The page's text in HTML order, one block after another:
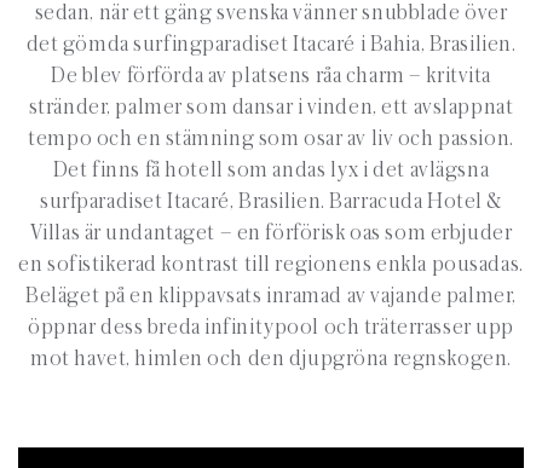
sedan, när ett gäng svenska vänner snubblade över
det gömdasurfingparadiset Itacaré i Bahia, Brasilien.
De blev förförda av platsens råa charm– kritvita
stränder, palmer som dansar i vinden, ett avslappnat
tempo och en stämning som osar av liv och passion.
Det finns få hotell som andas lyx i det avlägsna
surfparadiset Itacaré, Brasilien. Barracuda Hotel &
Villas är undantaget – en förförisk oas som erbjuder
en sofistikerad kontrast till regionens enkla pousadas.
Beläget på en klippavsats inramad av vajande palmer,
öppnar dess breda infinitypool och träterrasser upp
mot havet, himlen och den djupgröna regnskogen.